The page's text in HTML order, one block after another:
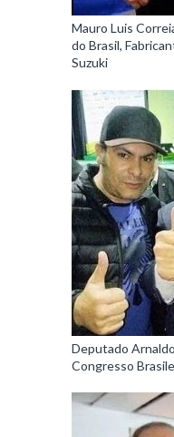
Mauro Luis
do Brasil,
Suzuki
Deputado
Congresso